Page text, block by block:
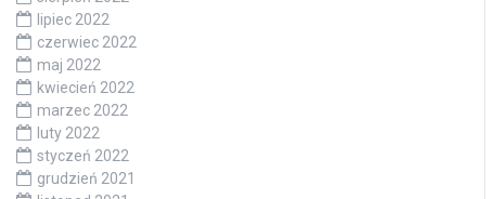
lipiec 2022
czerwiec 2022
maj 2022
kwiecień 2022
marzec 2022
luty 2022
styczeń 2022
grudzień 2021